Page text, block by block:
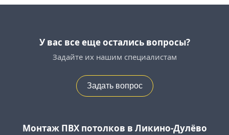
У вас все еще остались вопросы?
Задайте их нашим специалистам
Задать вопрос
Монтаж ПВХ потолков в Ликино-Дулёво